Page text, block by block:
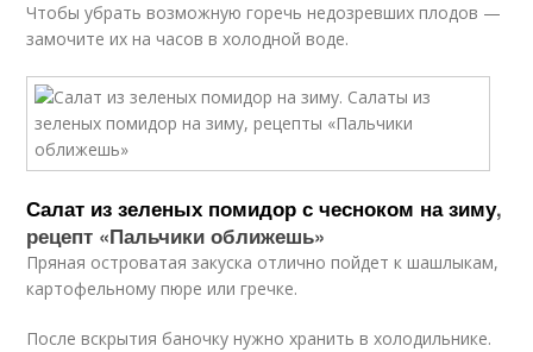
Чтобы убрать возможную горечь недозревших плодов —
замочите их на часов в холодной воде.
Салат из зеленых помидор с чесноком на зиму,
рецепт «Пальчики оближешь»
Пряная островатая закуска отлично пойдет к шашлыкам,
картофельному пюре или гречке.
После вскрытия баночку нужно хранить в холодильнике.